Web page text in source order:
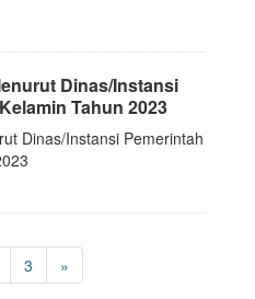
Dinas/Instansi
Tahun 2023
Dinas/Instansi Pemerintah
3 »